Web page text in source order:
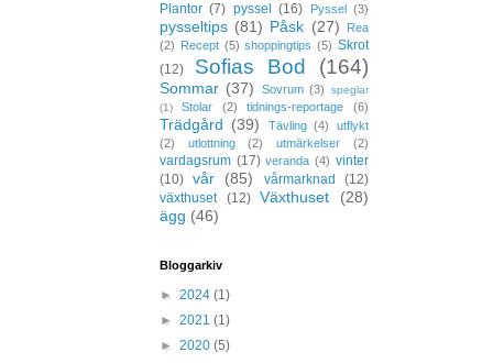
Plantor (7) pyssel (16) Pyssel (3)
pysseltips (81) Påsk (27)
Rea
(2) Recept (5) shoppingtips (5) Skrot
(12)
Sofias Bod (164)
Sommar (37) Sovrum (3)
speglar
(1)
Stolar (2) tidnings-reportage (6)
Trädgård (39) Tävling (4)
utflykt
(2)
utlottning (2) utmärkelser (2)
vardagsrum (17) veranda (4) vinter
(10) vår (85) vårmarknad
(12)
växthuset
(12) Växthuset
(28)
ägg (46)
Bloggarkiv
► 2024 (1)
► 2021 (1)
► 2020 (5)